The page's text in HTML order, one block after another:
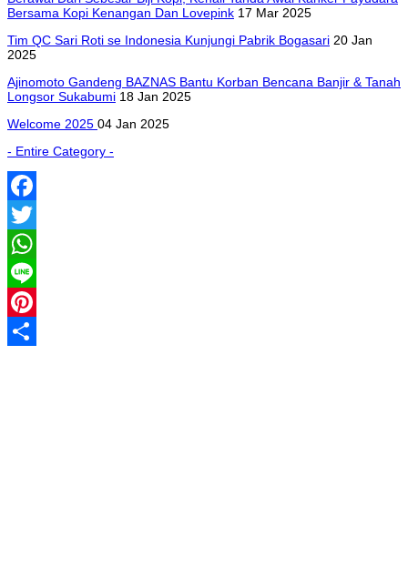
Bersama Kopi Kenangan Dan Lovepink 17 Mar 2025
Tim QC Sari Roti se Indonesia Kunjungi Pabrik Bogasari 20 Jan
2025
Ajinomoto Gandeng BAZNAS Bantu Korban Bencana Banjir & Tanah
Longsor Sukabumi 18 Jan 2025
Welcome 2025 04 Jan 2025
- Entire Category -
Facebook
Twitter
WhatsApp
Line
Pinterest